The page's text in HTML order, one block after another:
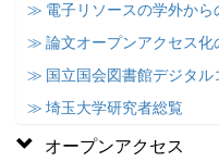
≫ 電子リソースの学外から
≫ 論文オープンアクセス化
≫ 国立国会図書館デジタ
≫ 埼玉大学研究者総覧
オープンアクセス